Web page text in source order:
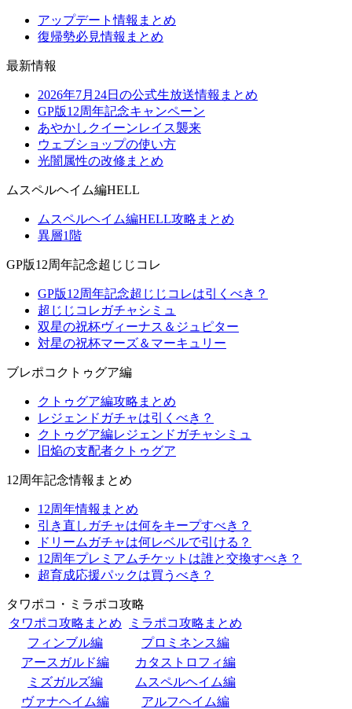
アップデート情報まとめ
復帰勢必見情報まとめ
最新情報
2026年7月24日の公式生放送情報まとめ
GP版12周年記念キャンペーン
あやかしクイーンレイス襲来
ウェブショップの使い方
光闇属性の改修まとめ
ムスペルヘイム編HELL
ムスペルヘイム編HELL攻略まとめ
異層1階
GP版12周年記念超じじコレ
GP版12周年記念超じじコレは引くべき？
超じじコレガチャシミュ
双星の祝杯ヴィーナス＆ジュピター
対星の祝杯マーズ＆マーキュリー
ブレポコクトゥグア編
クトゥグア編攻略まとめ
レジェンドガチャは引くべき？
クトゥグア編レジェンドガチャシミュ
旧焔の支配者クトゥグア
12周年記念情報まとめ
12周年情報まとめ
引き直しガチャは何をキープすべき？
ドリームガチャは何レベルで引ける？
12周年プレミアムチケットは誰と交換すべき？
超育成応援パックは買うべき？
タワポコ・ミラポコ攻略
タワポコ攻略まとめ
ミラポコ攻略まとめ
フィンブル編
プロミネンス編
アースガルド編
カタストロフィ編
ミズガルズ編
ムスペルヘイム編
ヴァナヘイム編
アルフヘイム編